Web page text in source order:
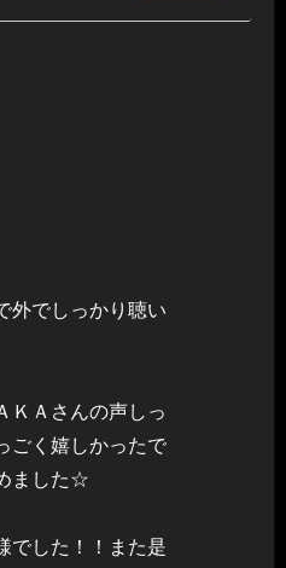
外でしっかり聴い
ＫＡさんの声しっ
ごく嬉しかったで
ました☆
でした！！また是